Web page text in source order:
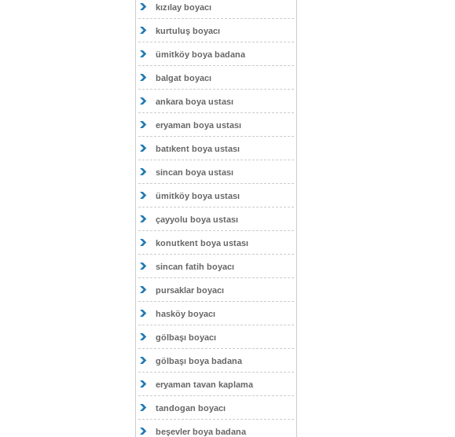
kızılay boyacı
kurtuluş boyacı
ümitköy boya badana
balgat boyacı
ankara boya ustası
eryaman boya ustası
batıkent boya ustası
sincan boya ustası
ümitköy boya ustası
çayyolu boya ustası
konutkent boya ustası
sincan fatih boyacı
pursaklar boyacı
hasköy boyacı
gölbaşı boyacı
gölbaşı boya badana
eryaman tavan kaplama
tandogan boyacı
beşevler boya badana